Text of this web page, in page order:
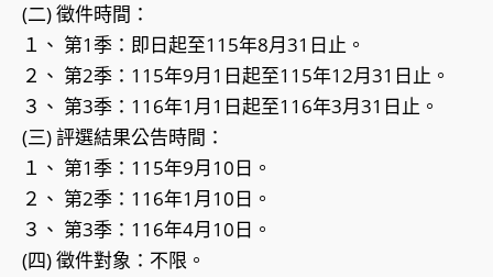
(二) 徵件時間：
１、 第1季：即日起至115年8月31日止。
２、 第2季：115年9月1日起至115年12月31日止。
３、 第3季：116年1月1日起至116年3月31日止。
(三) 評選結果公告時間：
１、 第1季：115年9月10日。
２、 第2季：116年1月10日。
３、 第3季：116年4月10日。
(四) 徵件對象：不限。